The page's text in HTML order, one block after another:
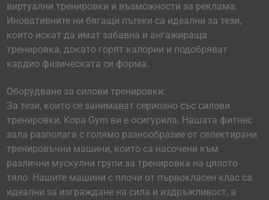
виртуални тренировки и възможности за реклама.
Иновативните ни бягащи пътеки са идеални за тези,
които искат да имат забавна и ангажираща
тренировка, докато горят калории и подобряват
кардио физическата си форма.
Оборудване за силови тренировки:
За тези, които се занимават сериозно със силови
тренировки, Kopa Gym ви е осигурила. Нашата фитнес
зала разполага с голямо разнообразие от селектирани
тренировъчни машини, които са насочени към
различни мускулни групи за тренировка на цялото
тяло. Нашите машини с плочи от първокласен клас са
идеални за изграждане на сила и издръжливост, а